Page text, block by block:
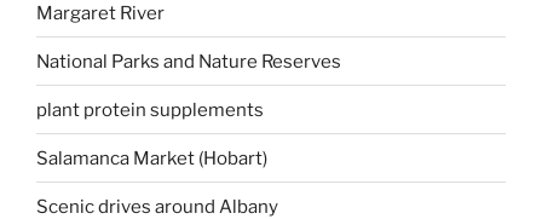
Margaret River
National Parks and Nature Reserves
plant protein supplements
Salamanca Market (Hobart)
Scenic drives around Albany